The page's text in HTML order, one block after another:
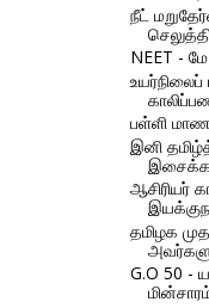
நீட்
NEET -
பள்ளி
இனி
ஆசிரியர்
தமிழக
G.O 50 -